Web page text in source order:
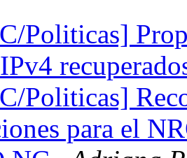
Politicas]
Politicas]
para el